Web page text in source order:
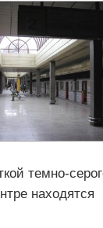
темно-
находятся